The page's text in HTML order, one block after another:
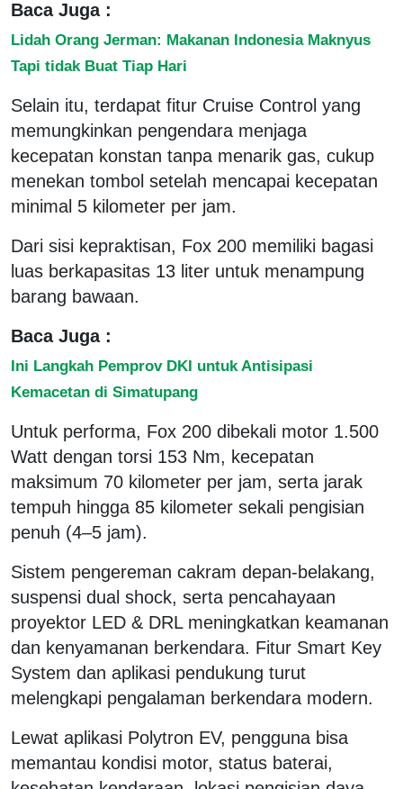
Baca Juga :
Lidah Orang Jerman: Makanan Indonesia Maknyus
Tapi tidak Buat Tiap Hari
Selain itu, terdapat fitur Cruise Control yang
memungkinkan pengendara menjaga
kecepatan konstan tanpa menarik gas, cukup
menekan tombol setelah mencapai kecepatan
minimal 5 kilometer per jam.
Dari sisi kepraktisan, Fox 200 memiliki bagasi
luas berkapasitas 13 liter untuk menampung
barang bawaan.
Baca Juga :
Ini Langkah Pemprov DKI untuk Antisipasi
Kemacetan di Simatupang
Untuk performa, Fox 200 dibekali motor 1.500
Watt dengan torsi 153 Nm, kecepatan
maksimum 70 kilometer per jam, serta jarak
tempuh hingga 85 kilometer sekali pengisian
penuh (4–5 jam).
Sistem pengereman cakram depan-belakang,
suspensi dual shock, serta pencahayaan
proyektor LED & DRL meningkatkan keamanan
dan kenyamanan berkendara. Fitur Smart Key
System dan aplikasi pendukung turut
melengkapi pengalaman berkendara modern.
Lewat aplikasi Polytron EV, pengguna bisa
memantau kondisi motor, status baterai,